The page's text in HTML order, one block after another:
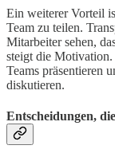
Ein weiterer Vorteil
Team zu teilen.
Mitarbeiter sehen,
steigt die
Teams präsentieren
diskutieren.
Entscheidungen,